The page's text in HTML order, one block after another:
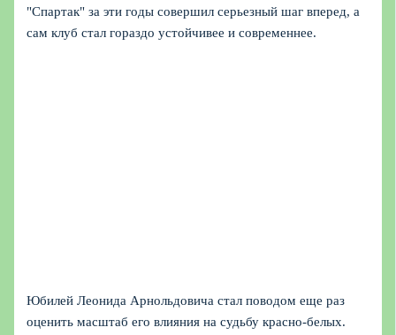
"Спартак" за эти годы совершил серьезный шаг вперед, а
сам клуб стал гораздо устойчивее и современнее.
Юбилей Леонида Арнольдовича стал поводом еще раз
оценить масштаб его влияния на судьбу красно‑белых.